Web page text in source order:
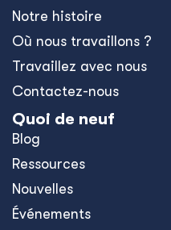
Notre histoire
Où nous travaillons ?
Travaillez avec nous
Contactez-nous
Quoi de neuf
Blog
Ressources
Nouvelles
Événements